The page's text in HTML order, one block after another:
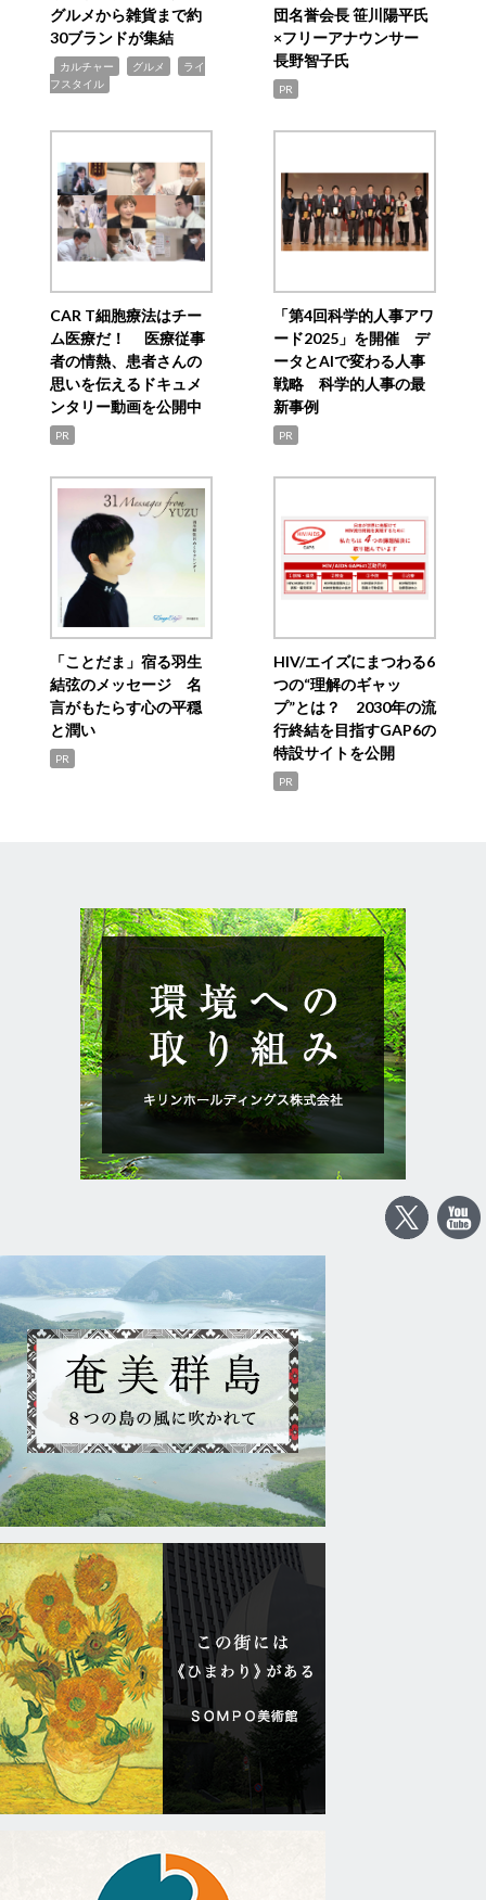
グルメから雑貨まで約
30ブランドが集結
カルチャー グルメ
ライ
フスタイル
団名誉会長 笹川陽平氏
×フリーアナウンサー
長野智子氏
PR
CAR T細胞療法はチー
ム医療だ！ 医療従事
者の情熱、患者さんの
思いを伝えるドキュメ
ンタリー動画を公開中
PR
「第4回科学的人事アワ
ード2025」を開催 デ
ータとAIで変わる人事
戦略 科学的人事の最
新事例
PR
「ことだま」宿る羽生
結弦のメッセージ 名
言がもたらす心の平穏
と潤い
PR
HIV/エイズにまつわる6
つの“理解のギャッ
プ”とは？ 2030年の流
行終結を目指すGAP6の
特設サイトを公開
PR